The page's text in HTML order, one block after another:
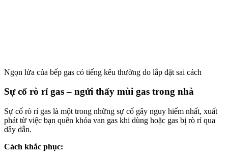
Ngọn lửa của bếp gas có tiếng kêu thường do lắp đặt sai cách
Sự cố rò rỉ gas – ngửi thấy mùi gas trong nhà
Sự cố rò rỉ gas là một trong những sự cố gây nguy hiểm nhất, xuất
phát từ việc bạn quên khóa van gas khi dùng hoặc gas bị rò rỉ qua
dây dẫn.
Cách khắc phục: